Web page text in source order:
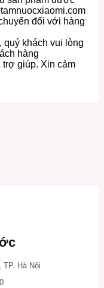
đối với hàng
quý khách vui lòng
hàng
giúp. Xin cảm
Hà Nội